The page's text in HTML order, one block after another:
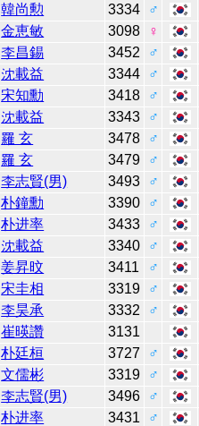
韓尚勲 3334
♂
金恵敏 3098
♀
李昌錫 3452
♂
沈載益 3344
♂
宋知勳 3418
♂
沈載益 3343
♂
羅 玄 3478
♂
羅 玄 3479
♂
李志賢(男) 3493
♂
朴鐘勳 3390
♂
朴进率 3433
♂
沈載益 3340
♂
姜昇旼 3411
♂
宋圭相 3319
♂
李昊承 3332
♂
崔暎讚
3131
朴廷桓 3727
♂
文儒彬 3319
♂
李志賢(男) 3496
♂
朴进率 3431
♂